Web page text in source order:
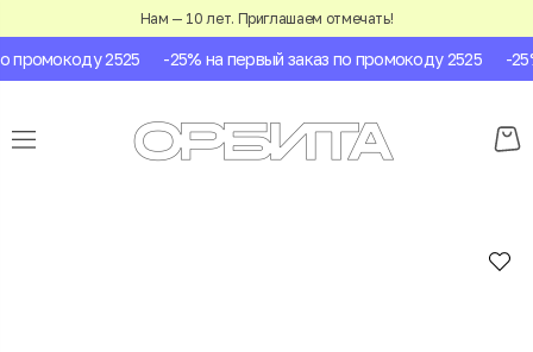
Нам — 10 лет. Приглашаем отмечать!
2525 -25% на первый заказ по промокоду 2525 -